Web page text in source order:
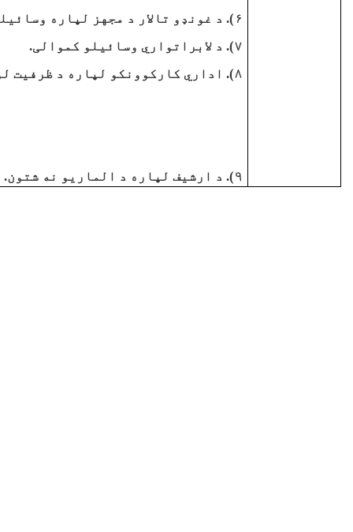
۶). د غونډو تالار د مجهز لپاره وسائيلو کموالی.
۷). د لابراتواري وسائيلو کموالی.
۸). اداري کارکوونکو لپاره د ظرفيت لوړونې ورکشاف.
۹). د ارشيف لپاره د الماريو نه شتون.